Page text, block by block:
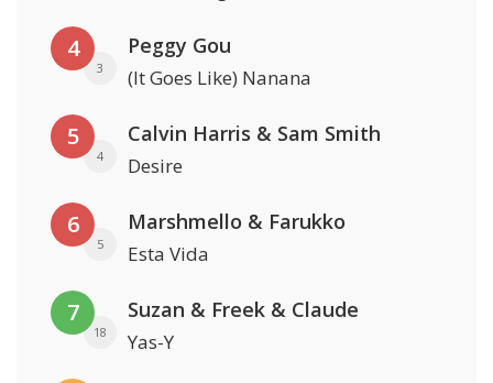
4
3
Peggy Gou
(It Goes Like) Nanana
5
4
Calvin Harris & Sam Smith
Desire
6
5
Marshmello & Farukko
Esta Vida
7
18
Suzan & Freek & Claude
Yas-Y